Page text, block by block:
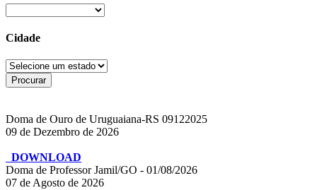
Cidade
Doma de Ouro de Uruguaiana-RS 09122025
09 de Dezembro de 2026
DOWNLOAD
Doma de Professor Jamil/GO - 01/08/2026
07 de Agosto de 2026